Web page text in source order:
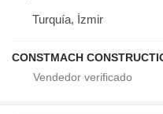
Turquía, İzmir
CONSTMACH